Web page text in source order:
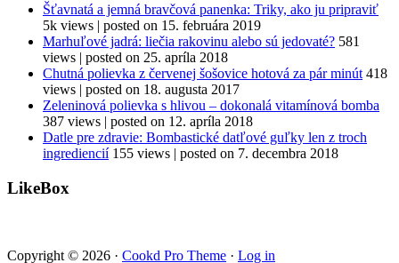
Šťavnatá a jemná bravčová panenka: Triky, ako ju pripraviť
5k views | posted on 15. februára 2019
Marhuľové jadrá: liečia rakovinu alebo sú jedovaté? 581
views | posted on 25. apríla 2018
Chutná polievka z červenej šošovice hotová za pár minút 418
views | posted on 18. augusta 2017
Zeleninová polievka s hlivou – dokonalá vitamínová bomba
387 views | posted on 12. apríla 2018
Datle pre zdravie: Bombastické datľové guľky len z troch
ingrediencií 155 views | posted on 7. decembra 2018
LikeBox
Copyright © 2026 · Cookd Pro Theme · Log in